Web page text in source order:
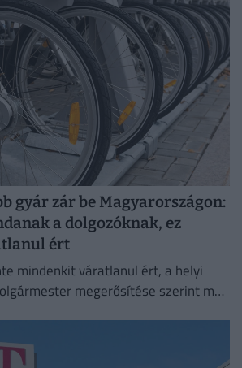
gyár zár be Magyarországon:
a dolgozóknak, ez
ért
mindenkit váratlanul ért, a helyi
megerősítése szerint még